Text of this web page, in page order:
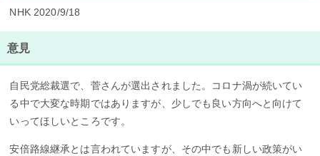
NHK 2020/9/18
意見
自民党総裁選で、菅さんが選出されました。コロナ渦が続いてい
る中で大変な時期ではありますが、少しでも良い方向へと向けて
いってほしいところです。
安倍路線継承とは言われていますが、その中でも新しい政策がい